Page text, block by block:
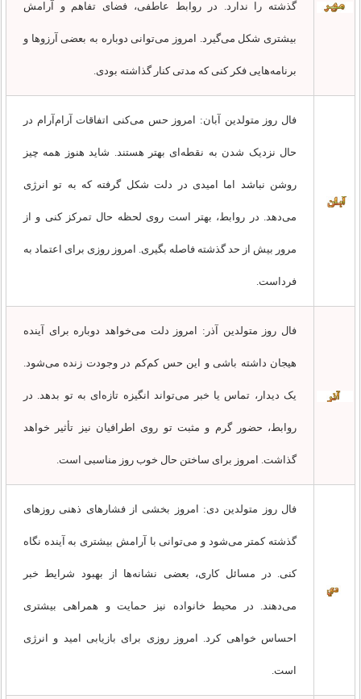
گذشته را ندارد. در روابط عاطفی، فضای تفاهم و آرامش
بیشتری شکل می‌گیرد. امروز می‌توانی دوباره به بعضی آرزوها و
برنامه‌هایی فکر کنی که مدتی کنار گذاشته بودی.
فال روز متولدین آبان: امروز حس می‌کنی اتفاقات آرام‌آرام در
حال نزدیک شدن به نقطه‌ای بهتر هستند. شاید هنوز همه چیز
روشن نباشد اما امیدی در دلت شکل گرفته که به تو انرژی
می‌دهد. در روابط، بهتر است روی لحظه حال تمرکز کنی و از
مرور بیش از حد گذشته فاصله بگیری. امروز روزی برای اعتماد به
فرداست.
فال روز متولدین آذر: امروز دلت می‌خواهد دوباره برای آینده
هیجان داشته باشی و این حس کم‌کم در وجودت زنده می‌شود.
یک دیدار، تماس یا خبر می‌تواند انگیزه تازه‌ای به تو بدهد. در
روابط، حضور گرم و مثبت تو روی اطرافیان نیز تأثیر خواهد
گذاشت. امروز برای ساختن حال خوب روز مناسبی است.
فال روز متولدین دی: امروز بخشی از فشارهای ذهنی روزهای
گذشته کمتر می‌شود و می‌توانی با آرامش بیشتری به آینده نگاه
کنی. در مسائل کاری، بعضی نشانه‌ها از بهبود شرایط خبر
می‌دهند. در محیط خانواده نیز حمایت و همراهی بیشتری
احساس خواهی کرد. امروز روزی برای بازیابی امید و انرژی
است.